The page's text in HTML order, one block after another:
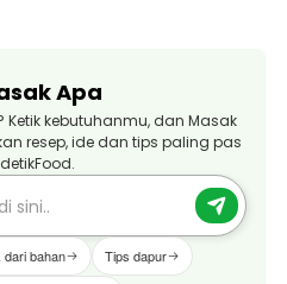
Apa
kebutuhanmu, dan Masak
resep, ide dan tips paling pas
bahan Tips dapur